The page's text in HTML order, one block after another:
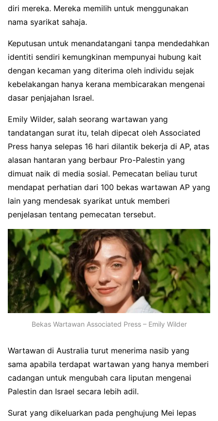
diri mereka. Mereka memilih untuk menggunakan
nama syarikat sahaja.
Keputusan untuk menandatangani tanpa mendedahkan
identiti sendiri kemungkinan mempunyai hubung kait
dengan kecaman yang diterima oleh individu sejak
kebelakangan hanya kerana membicarakan mengenai
dasar penjajahan Israel.
Emily Wilder, salah seorang wartawan yang
tandatangan surat itu, telah dipecat oleh Associated
Press hanya selepas 16 hari dilantik bekerja di AP, atas
alasan hantaran yang berbaur Pro-Palestin yang
dimuat naik di media sosial. Pemecatan beliau turut
mendapat perhatian dari 100 bekas wartawan AP yang
lain yang mendesak syarikat untuk memberi
penjelasan tentang pemecatan tersebut.
Bekas Wartawan Associated Press – Emily Wilder
Wartawan di Australia turut menerima nasib yang
sama apabila terdapat wartawan yang hanya memberi
cadangan untuk mengubah cara liputan mengenai
Palestin dan Israel secara lebih adil.
Surat yang dikeluarkan pada penghujung Mei lepas